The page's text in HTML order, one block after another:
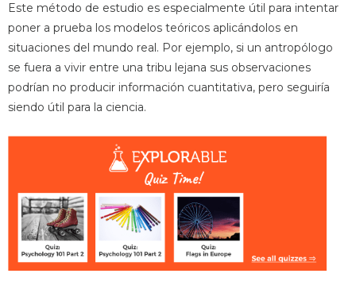
Este método de estudio es especialmente útil para intentar
poner a prueba los modelos teóricos aplicándolos en
situaciones del mundo real. Por ejemplo, si un antropólogo
se fuera a vivir entre una tribu lejana sus observaciones
podrían no producir información cuantitativa, pero seguiría
siendo útil para la ciencia.